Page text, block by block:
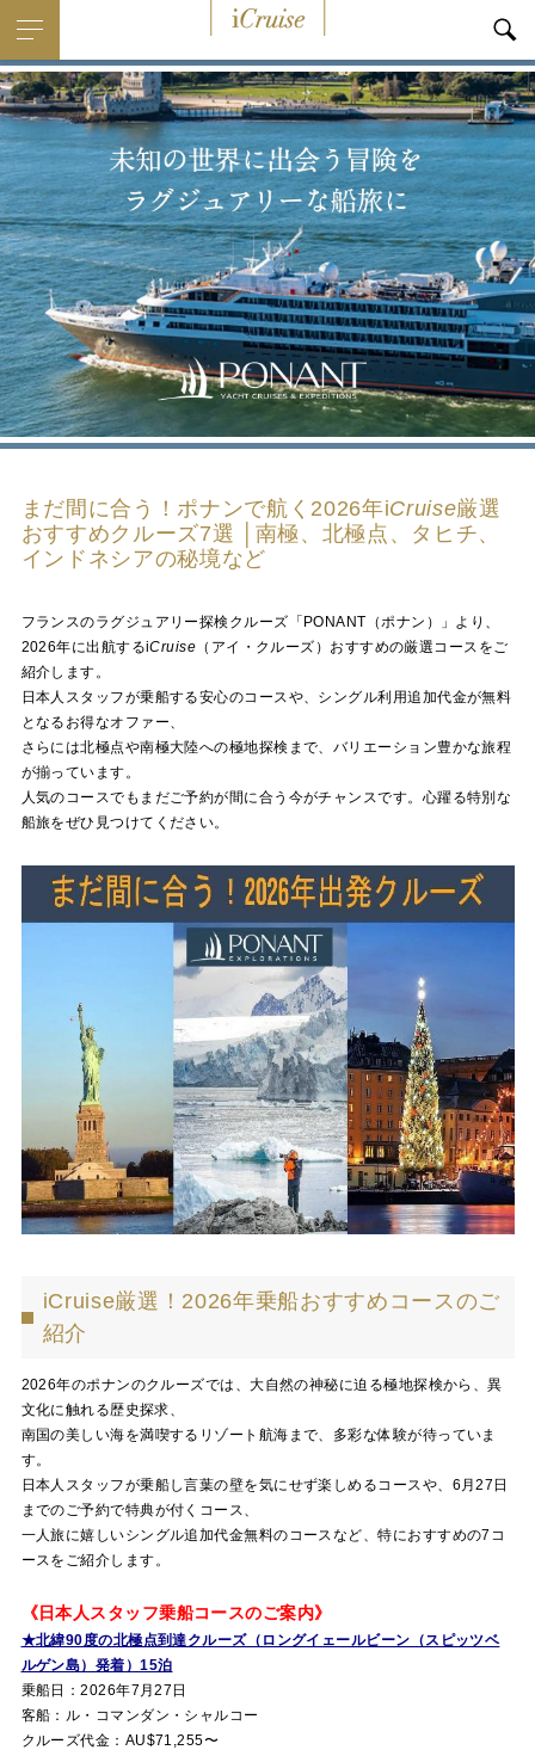
まだ間に合う！ポナンで航く2026年iCruise厳選
おすすめクルーズ7選 │南極、北極点、タヒチ、
インドネシアの秘境など
フランスのラグジュアリー探検クルーズ「PONANT（ポナン）」より、
2026年に出航するiCruise （アイ・クルーズ）おすすめの厳選コースをご
紹介します。
日本人スタッフが乗船する安心のコースや、シングル利用追加代金が無料
となるお得なオファー、
さらには北極点や南極大陸への極地探検まで、バリエーション豊かな旅程
が揃っています。
人気のコースでもまだご予約が間に合う今がチャンスです。心躍る特別な
船旅をぜひ見つけてください。
iCruise厳選！2026年乗船おすすめコースのご
紹介
2026年のポナンのクルーズでは、大自然の神秘に迫る極地探検から、異
文化に触れる歴史探求、
南国の美しい海を満喫するリゾート航海まで、多彩な体験が待っていま
す。
日本人スタッフが乗船し言葉の壁を気にせず楽しめるコースや、6月27日
までのご予約で特典が付くコース、
一人旅に嬉しいシングル追加代金無料のコースなど、特におすすめの7コ
ースをご紹介します。
《日本人スタッフ乗船コースのご案内》
★北緯90度の北極点到達クルーズ（ロングイェールビーン（スピッツベ
ルゲン島）発着）15泊
乗船日：2026年7月27日
客船：ル・コマンダン・シャルコー
クルーズ代金：AU$71,255〜